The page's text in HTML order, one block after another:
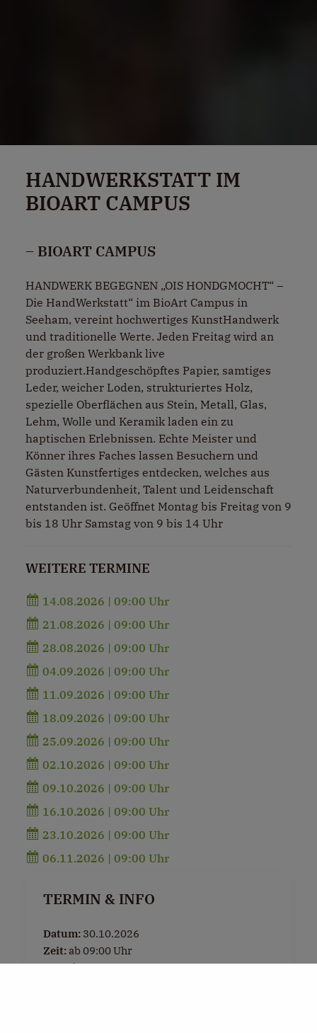
HANDWERKSTATT IM
BIOART CAMPUS
– BIOART CAMPUS
HANDWERK BEGEGNEN „OIS HONDGMOCHT“ –
Die HandWerkstatt“ im BioArt Campus in
Seeham, vereint hochwertiges KunstHandwerk
und traditionelle Werte. Jeden Freitag wird an
der großen Werkbank live
produziert.Handgeschöpftes Papier, samtiges
Leder, weicher Loden, strukturiertes Holz,
spezielle Oberflächen aus Stein, Metall, Glas,
Lehm, Wolle und Keramik laden ein zu
haptischen Erlebnissen. Echte Meister und
Könner ihres Faches lassen Besuchern und
Gästen Kunstfertiges entdecken, welches aus
Naturverbundenheit, Talent und Leidenschaft
entstanden ist. Geöffnet Montag bis Freitag von 9
bis 18 Uhr Samstag von 9 bis 14 Uhr
WEITERE TERMINE
14.08.2026 | 09:00 Uhr
21.08.2026 | 09:00 Uhr
28.08.2026 | 09:00 Uhr
04.09.2026 | 09:00 Uhr
11.09.2026 | 09:00 Uhr
18.09.2026 | 09:00 Uhr
25.09.2026 | 09:00 Uhr
02.10.2026 | 09:00 Uhr
09.10.2026 | 09:00 Uhr
16.10.2026 | 09:00 Uhr
23.10.2026 | 09:00 Uhr
06.11.2026 | 09:00 Uhr
TERMIN & INFO
Datum: 30.10.2026
Zeit: ab 09:00 Uhr
Ort:BioArt Campus